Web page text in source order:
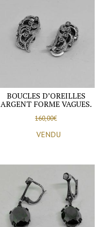
BOUCLES D’OREILLES
ARGENT FORME VAGUES.
160,00€
VENDU